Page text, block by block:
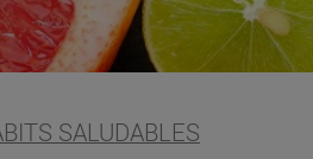
SALUDABLES